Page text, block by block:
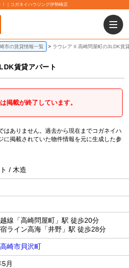
｜コガネイハウジング伊勢崎店
市の賃貸情報一覧 ラウレア II 高崎問屋町の3LDK賃
賃貸アパート
掲載が終了しています。
ありません。過去から現在までコガネイハ
に掲載されていた物件情報を元に生成した参
/ 木造
越線「高崎問屋町」駅 徒歩20分
ライン高海「井野」駅 徒歩28分
崎市貝沢町
月